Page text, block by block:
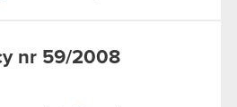
nr 59/2008